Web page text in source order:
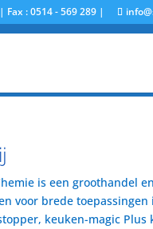
Fax : 0514 - 569 289 |
is een groothandel
voor brede
keuken-magic